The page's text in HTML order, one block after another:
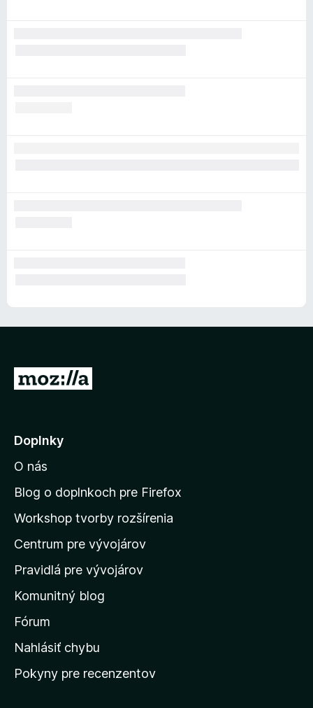
P
j
ť
n
d
o
m
v
s
k
s
Doplnky
O nás
Blog o doplnkoch pre Firefox
Workshop tvorby rozšírenia
Centrum pre vývojárov
Pravidlá pre vývojárov
Komunitný blog
Fórum
Nahlásiť chybu
Pokyny pre recenzentov